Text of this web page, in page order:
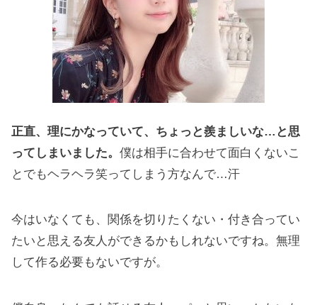
正直、理にかなっていて、ちょっと羨ましいな…と思
ってしまいました。僕は相手に合わせて面白くないこ
とでもヘラヘラ笑ってしまう方なんで…汗
今はいなくても、関係を切りたくない・付き合ってい
たいと思える友人ができるかもしれないですね。無理
して作る必要もないですが。